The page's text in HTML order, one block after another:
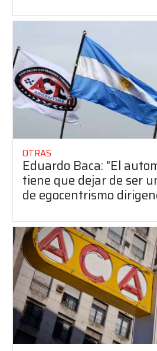
OTRAS
Eduardo Baca: "El
tiene que dejar de ser
de egocentrismo